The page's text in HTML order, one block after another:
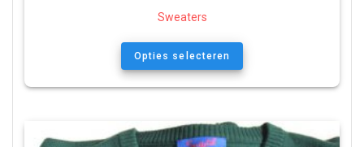
Sweaters
Opties selecteren